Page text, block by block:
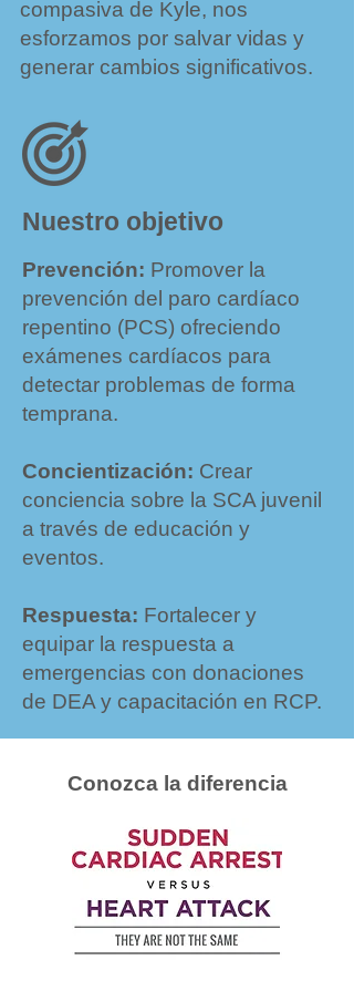
compasiva de Kyle, nos
esforzamos por salvar vidas y
generar cambios significativos.
Nuestro objetivo
Prevención: Promover la
prevención del paro cardíaco
repentino (PCS) ofreciendo
exámenes cardíacos para
detectar problemas de forma
temprana.
Concientización: Crear
conciencia sobre la SCA juvenil
a través de educación y
eventos.
Respuesta: Fortalecer y
equipar la respuesta a
emergencias con donaciones
de DEA y capacitación en RCP.
Conozca la diferencia